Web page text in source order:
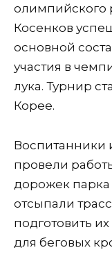
олимпийского
Косенков
основной
участия в
лука. Турнир
Корее.
провели
дорожек парка
отсыпали
подготовить
для беговых